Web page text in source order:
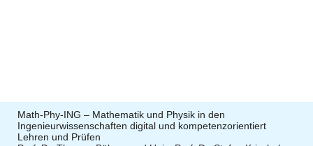
Math-Phy-ING – Mathematik und Physik in den
Ingenieurwissenschaften digital und kompetenzorientiert
Lehren und Prüfen